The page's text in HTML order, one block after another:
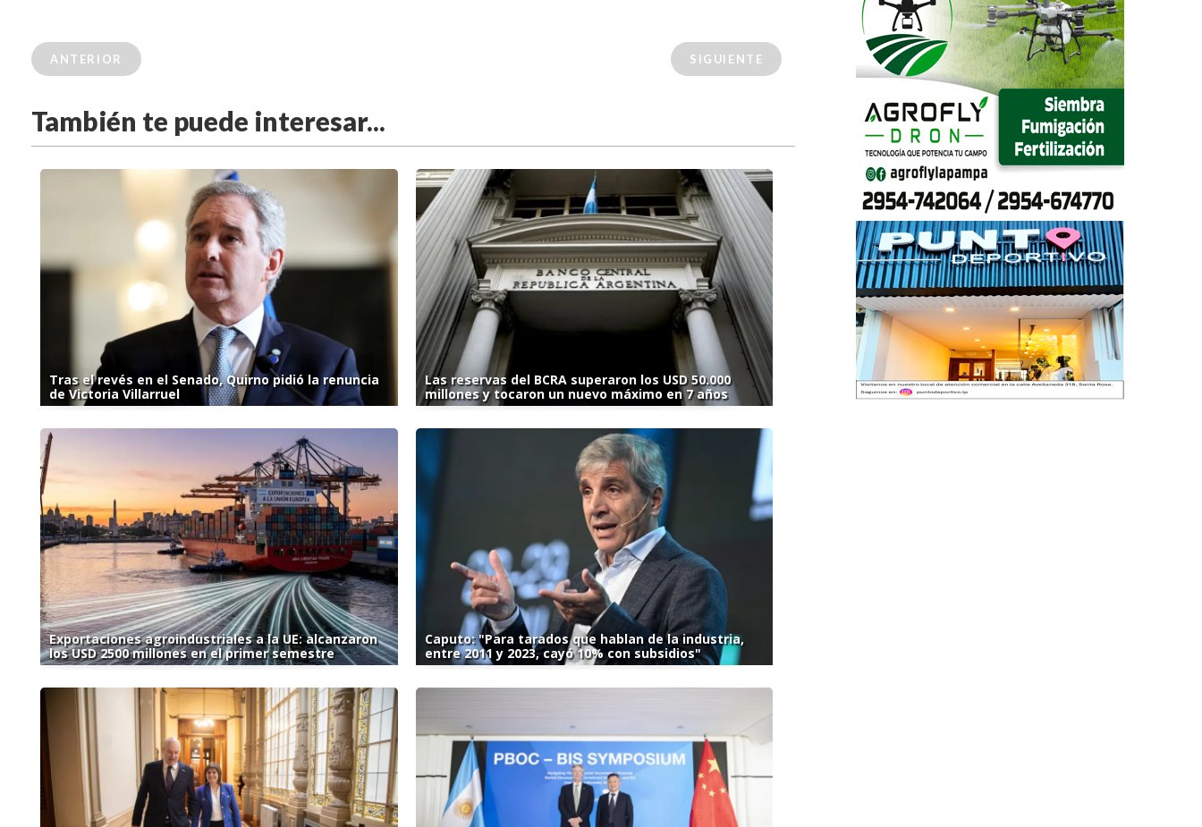
ANTERIOR SIGUIENTE
También te puede interesar...
Tras el revés en el Senado, Quirno pidió la renuncia
de Victoria Villarruel
Las reservas del BCRA superaron los USD 50.000
millones y tocaron un nuevo máximo en 7 años
Exportaciones agroindustriales a la UE: alcanzaron
los USD 2500 millones en el primer semestre
Caputo: "Para tarados que hablan de la industria,
entre 2011 y 2023, cayó 10% con subsidios"